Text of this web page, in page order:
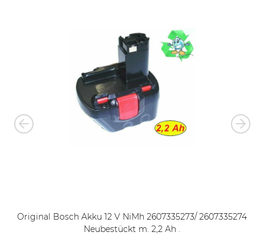
Original Bosch Akku 12 V NiMh 2607335273/ 2607335274
Neubestückt m. 2,2 Ah .